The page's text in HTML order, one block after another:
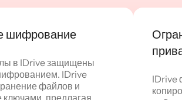
шифрование
в IDrive защищены
IDrive
файлов и
ключами, предлагая
IDrive